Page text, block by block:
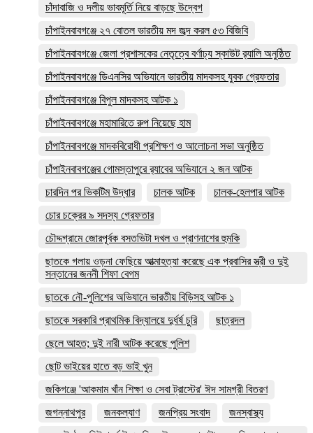
চাঁদাবাজি ও দলীয় ভাবমূর্তি নিয়ে বাড়ছে উদ্বেগ
চাঁপাইনবাবগঞ্জে ২৭ বোতল ভারতীয় মদ জব্দ করল ৫৩ বিজিবি
চাঁপাইনবাবগঞ্জে জেলা প্রশাসকের নেতৃত্বে বর্ণাঢ্য স্কাউট র‍্যালি অনুষ্ঠিত
চাঁপাইনবাবগঞ্জে ডিএনসির অভিযানে ভারতীয় মাদকসহ যুবক গ্রেফতার
চাঁপাইনবাবগঞ্জে বিপুল মাদকসহ আটক ১
চাঁপাইনবাবগঞ্জে মহামারিতে রুপ নিয়েছে হাম
চাঁপাইনবাবগঞ্জে মাদকবিরোধী প্রশিক্ষণ ও আলোচনা সভা অনুষ্ঠিত
চাঁপাইনবাবগঞ্জের গোমস্তাপুরে র‍্যাবের অভিযানে ২ জন আটক
চারদিন পর ভিকটিম উদ্ধার
চালক আটক
চালক-হেলপার আটক
চোর চক্রের ৯ সদস্য গ্রেফতার
চৌদ্দগ্রামে জোরপূর্বক বসতভিটা দখল ও প্রাণনাশের হুমকি
ছাতকে গলায় ওড়না ফেছিয়ে আত্মাহত্যা করেছে এক প্রবাসির স্ত্রী ও দুই
সন্তানের জননী শিফা বেগম
ছাতকে নৌ-পুলিশের অভিযানে ভারতীয় বিড়িসহ আটক ১
ছাতকে সরকারি প্রাথমিক বিদ্যালয়ে দুর্ধর্ষ চুরি
ছাত্রদল
ছেলে আহত; দুই নারী আটক করেছে পুলিশ
ছোট ভাইয়ের হাতে বড় ভাই খুন
জকিগঞ্জে 'আকমাম খাঁন শিক্ষা ও সেবা ট্রাস্টের' ঈদ সামগ্রী বিতরণ
জগন্নাথপুর
জনকল্যাণ জনপ্রিয় সংবাদ
জনস্বাস্থ্য